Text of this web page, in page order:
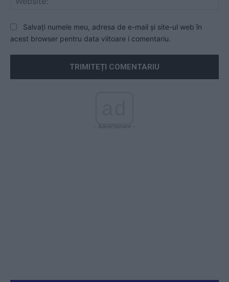
Salvați numele meu, adresa de e-mail și site-ul web în
acest browser pentru data viitoare i comentariu.
- Advertisment -